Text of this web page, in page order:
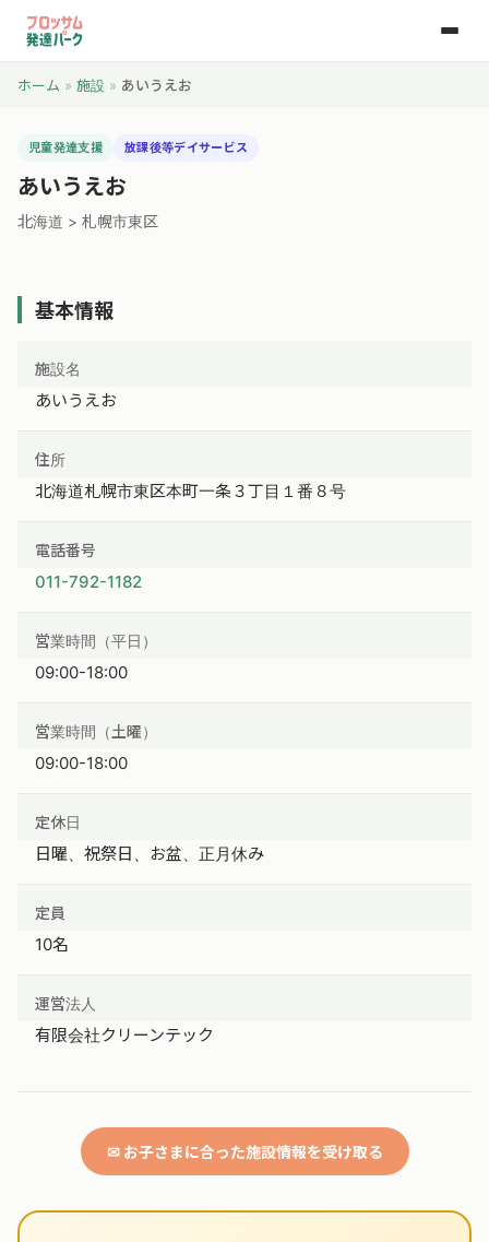
ホーム » 施設 » あいうえお
児童発達支援 放課後等デイサービス
あいうえお
北海道 > 札幌市東区
基本情報
施設名
あいうえお
住所
北海道札幌市東区本町一条３丁目１番８号
電話番号
011-792-1182
営業時間（平日）
09:00-18:00
営業時間（土曜）
09:00-18:00
定休日
日曜、祝祭日、お盆、正月休み
定員
10名
運営法人
有限会社クリーンテック
✉ お子さまに合った施設情報を受け取る